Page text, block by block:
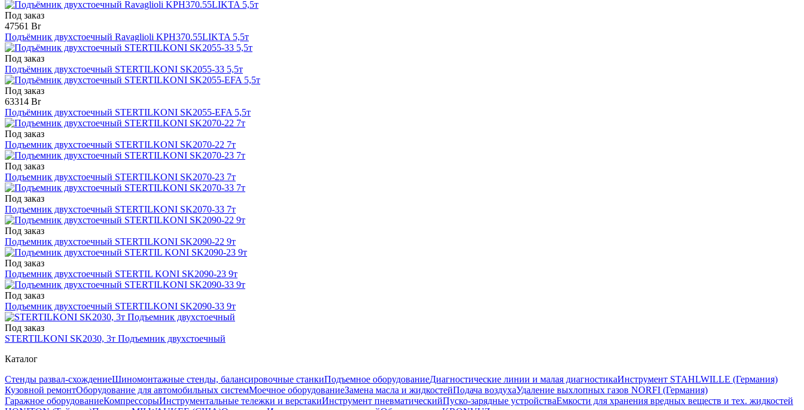
Под заказ
47561 Br
Подъёмник двухстоечный Ravaglioli KPH370.55LIKTA 5,5т
Под заказ
Подъёмник двухстоечный STERTILKONI SK2055-33 5,5т
Под заказ
63314 Br
Подъёмник двухстоечный STERTILKONI SK2055-EFA 5,5т
Под заказ
Подъемник двухстоечный STERTILKONI SK2070-22 7т
Под заказ
Подъемник двухстоечный STERTILKONI SK2070-23 7т
Под заказ
Подъемник двухстоечный STERTILKONI SK2070-33 7т
Под заказ
Подъемник двухстоечный STERTILKONI SK2090-22 9т
Под заказ
Подъемник двухстоечный STERTIL KONI SK2090-23 9т
Под заказ
Подъемник двухстоечный STERTILKONI SK2090-33 9т
Под заказ
STERTILKONI SK2030, 3т Подъемник двухстоечный
Каталог
Стенды развал-схождениеШиномонтажные стенды, балансировочные станкиПодъемное оборудованиеДиагностические линии и малая диагностикаИнструмент STAHLWILLE (Германия)
Кузовной ремонтОборудование для автомобильных системМоечное оборудованиеЗамена масла и жидкостейПодача воздухаУдаление выхлопных газов NORFI (Германия)
Гаражное оборудованиеКомпрессорыИнструментальные тележки и верстакиИнструмент пневматическийПуско-зарядные устройстваЕмкости для хранения вредных веществ и тех. жидкостей